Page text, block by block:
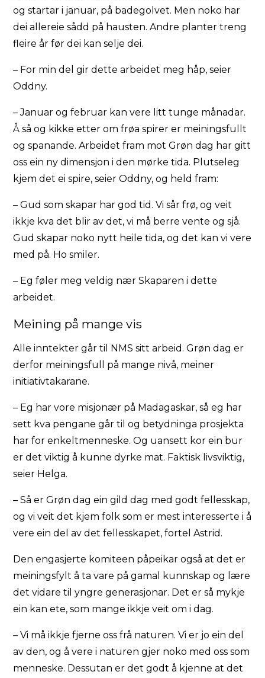
og startar i januar, på badegolvet. Men noko har
dei allereie sådd på hausten. Andre planter treng
fleire år før dei kan selje dei.
– For min del gir dette arbeidet meg håp, seier
Oddny.
– Januar og februar kan vere litt tunge månadar.
Å så og kikke etter om frøa spirer er meiningsfullt
og spanande. Arbeidet fram mot Grøn dag har gitt
oss ein ny dimensjon i den mørke tida. Plutseleg
kjem det ei spire, seier Oddny, og held fram:
– Gud som skapar har god tid. Vi sår frø, og veit
ikkje kva det blir av det, vi må berre vente og sjå.
Gud skapar noko nytt heile tida, og det kan vi vere
med på. Ho smiler.
– Eg føler meg veldig nær Skaparen i dette
arbeidet.
Meining på mange vis
Alle inntekter går til NMS sitt arbeid. Grøn dag er
derfor meiningsfull på mange nivå, meiner
initiativtakarane.
– Eg har vore misjonær på Madagaskar, så eg har
sett kva pengane går til og betydninga prosjekta
har for enkeltmenneske. Og uansett kor ein bur
er det viktig å kunne dyrke mat. Faktisk livsviktig,
seier Helga.
– Så er Grøn dag ein gild dag med godt fellesskap,
og vi veit det kjem folk som er mest interesserte i å
vere ein del av det fellesskapet, fortel Astrid.
Den engasjerte komiteen påpeikar også at det er
meiningsfylt å ta vare på gamal kunnskap og lære
det vidare til yngre generasjonar. Det er så mykje
ein kan ete, som mange ikkje veit om i dag.
– Vi må ikkje fjerne oss frå naturen. Vi er jo ein del
av den, og å vere i naturen gjer noko med oss som
menneske. Dessutan er det godt å kjenne at det